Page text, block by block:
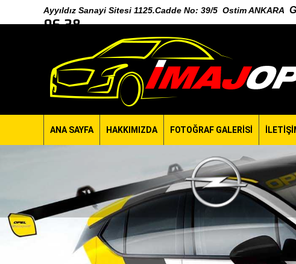
Ayyıldız Sanayi Sitesi 1125.Cadde No: 39/5 Ostim ANKARA
96 38
ANA SAYFA HAKKIMIZDA FOTOĞRAF GALERİSİ